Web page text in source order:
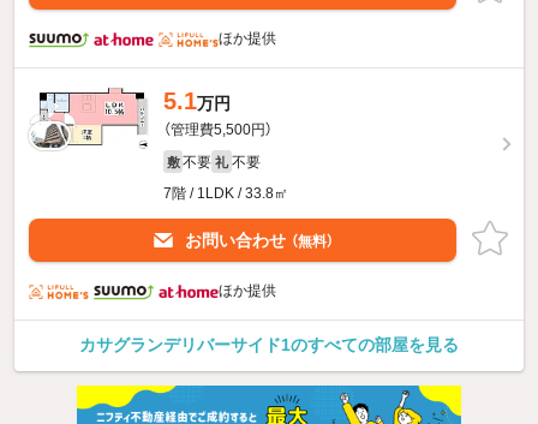
ほか提供
5.1万円
（管理費5,500円）
敷 不要 礼 不要
7階 / 1LDK / 33.8㎡
お問い合わせ （無料）
ほか提供
カサグランデリバーサイド1のすべての部屋を見る